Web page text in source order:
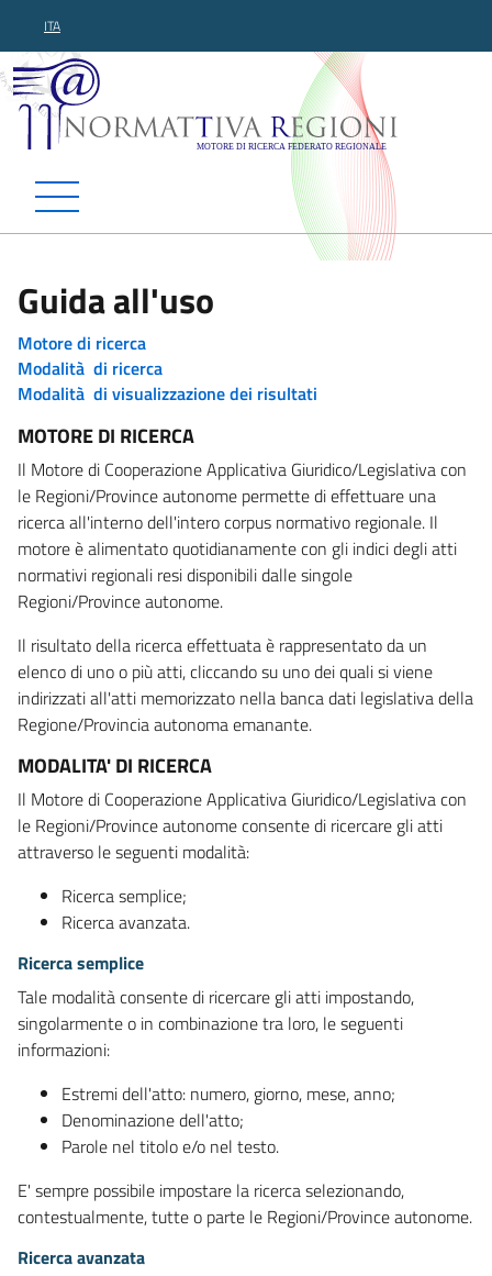
ITA
Normattiva Regioni -
Guida all'uso
Motore di ricerca
Modalità di ricerca
Modalità di visualizzazione dei risultati
MOTORE DI RICERCA
Il Motore di Cooperazione Applicativa Giuridico/Legislativa con
le Regioni/Province autonome permette di effettuare una
ricerca all'interno dell'intero corpus normativo regionale. Il
motore è alimentato quotidianamente con gli indici degli atti
normativi regionali resi disponibili dalle singole
Regioni/Province autonome.
Il risultato della ricerca effettuata è rappresentato da un
elenco di uno o più atti, cliccando su uno dei quali si viene
indirizzati all'atti memorizzato nella banca dati legislativa della
Regione/Provincia autonoma emanante.
MODALITA' DI RICERCA
Il Motore di Cooperazione Applicativa Giuridico/Legislativa con
le Regioni/Province autonome consente di ricercare gli atti
attraverso le seguenti modalità:
Ricerca semplice;
Ricerca avanzata.
Ricerca semplice
Tale modalità consente di ricercare gli atti impostando,
singolarmente o in combinazione tra loro, le seguenti
informazioni:
Estremi dell'atto: numero, giorno, mese, anno;
Denominazione dell'atto;
Parole nel titolo e/o nel testo.
E' sempre possibile impostare la ricerca selezionando,
contestualmente, tutte o parte le Regioni/Province autonome.
Ricerca avanzata